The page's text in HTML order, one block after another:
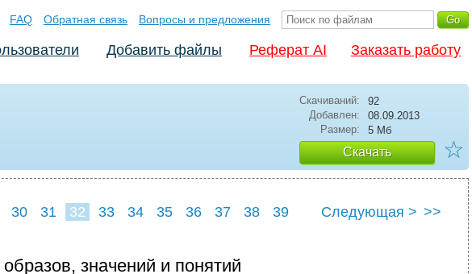
FAQ Обратная связь Вопросы и предложения
Добавить файлы Реферат AI Заказать работу
Скачиваний:
92
Добавлен:
08.09.2013
Размер:
5 Мб
Скачать ☆
30 31 32 33 34 35 36 37 38 39 Следующая > >>
образов, значений и понятий